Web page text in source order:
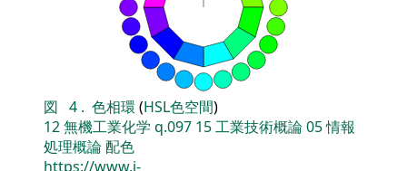
図 4 . 色相環 (HSL色空間)
12無機工業化学 q.097 15工業技術概論05情報
処理概論配色
https://www.i-